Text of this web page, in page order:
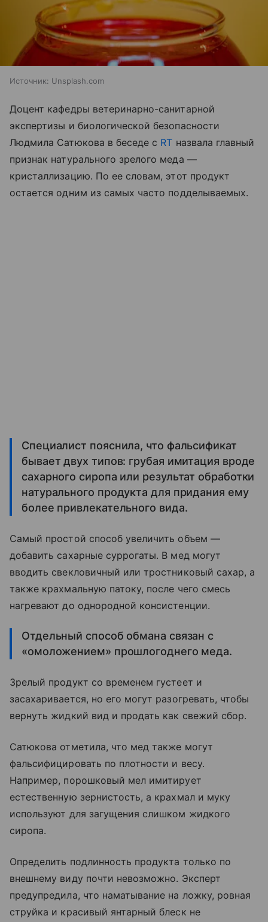
Источник: Unsplash.com
Доцент кафедры ветеринарно-санитарной
экспертизы и биологической безопасности
Людмила Сатюкова в беседе с RT назвала главный
признак натурального зрелого меда —
кристаллизацию. По ее словам, этот продукт
остается одним из самых часто подделываемых.
Специалист пояснила, что фальсификат
бывает двух типов: грубая имитация вроде
сахарного сиропа или результат обработки
натурального продукта для придания ему
более привлекательного вида.
Самый простой способ увеличить объем —
добавить сахарные суррогаты. В мед могут
вводить свекловичный или тростниковый сахар, а
также крахмальную патоку, после чего смесь
нагревают до однородной консистенции.
Отдельный способ обмана связан с
«омоложением» прошлогоднего меда.
Зрелый продукт со временем густеет и
засахаривается, но его могут разогревать, чтобы
вернуть жидкий вид и продать как свежий сбор.
Сатюкова отметила, что мед также могут
фальсифицировать по плотности и весу.
Например, порошковый мел имитирует
естественную зернистость, а крахмал и муку
используют для загущения слишком жидкого
сиропа.
Определить подлинность продукта только по
внешнему виду почти невозможно. Эксперт
предупредила, что наматывание на ложку, ровная
струйка и красивый янтарный блеск не